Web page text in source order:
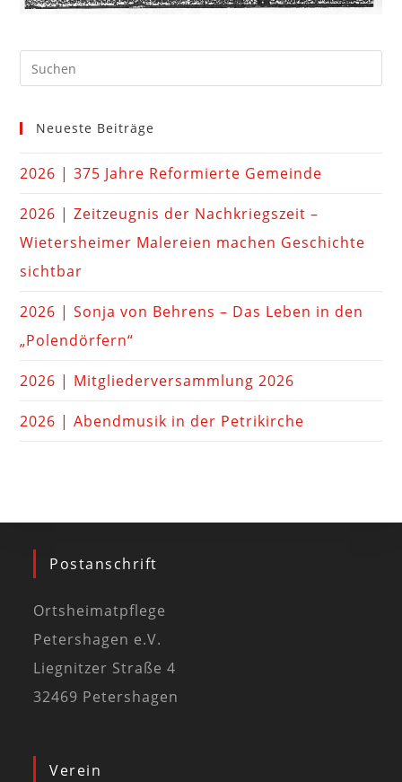
Neueste Beiträge
2026 | 375 Jahre Reformierte Gemeinde
2026 | Zeitzeugnis der Nachkriegszeit –
Wietersheimer Malereien machen Geschichte
sichtbar
2026 | Sonja von Behrens – Das Leben in den
„Polendörfern“
2026 | Mitgliederversammlung 2026
2026 | Abendmusik in der Petrikirche
Postanschrift
Ortsheimatpflege
Petershagen e.V.
Liegnitzer Straße 4
32469 Petershagen
Verein